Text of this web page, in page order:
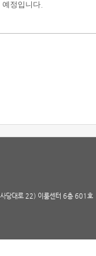
예정입니다
당대로 22) 이룸센터 6층 601호